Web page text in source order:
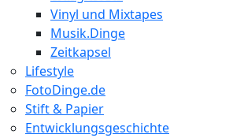
Vinyl und Mixtapes
Musik.Dinge
Zeitkapsel
Lifestyle
FotoDinge.de
Stift & Papier
Entwicklungsgeschichte